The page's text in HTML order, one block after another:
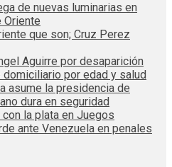
de nuevas luminarias en
Oriente
que son; Cruz Perez
Aguirre por desaparición
por edad y salud
asume la presidencia de
dura en seguridad
la plata en Juegos
ante Venezuela en penales